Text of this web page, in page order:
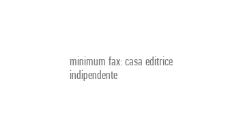
minimum fax: casa editrice
indipendente